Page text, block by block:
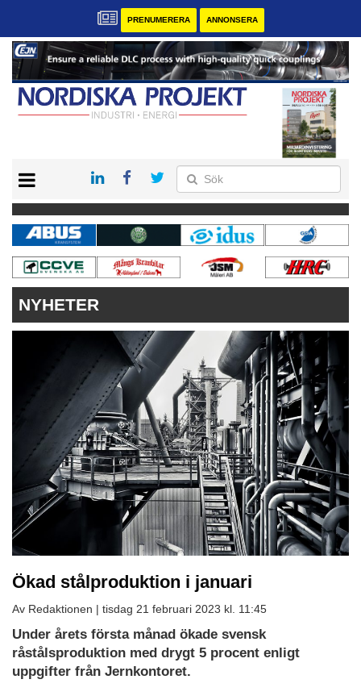
PRENUMERERA ANNONSERA
KONTAKT
VÅRA ANDRA MAGASIN
PRENUMERERA
ANNONSERA
NYHETER
Ökad stålproduktion i januari
Av Redaktionen | tisdag 21 februari 2023 kl. 11:45
Under årets första månad ökade svensk
råstålsproduktion med drygt 5 procent enligt
uppgifter från Jernkontoret.